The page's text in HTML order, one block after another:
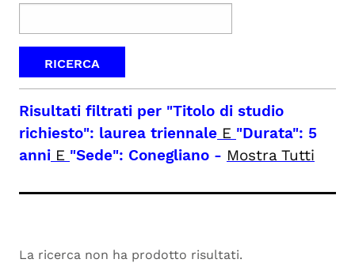
Risultati filtrati per "Titolo di studio
richiesto": laurea triennale E "Durata": 5
anni E "Sede": Conegliano - Mostra Tutti
La ricerca non ha prodotto risultati.